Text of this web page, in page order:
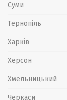
Суми
Тернопіль
Харків
Херсон
Хмельницький
Черкаси